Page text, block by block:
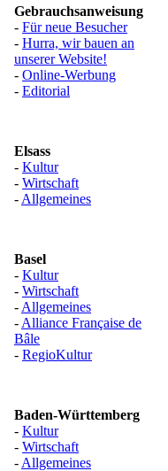
Gebrauchsanweisung
- Für neue Besucher
- Hurra, wir bauen an
unserer Website!
- Online-Werbung
- Editorial
Elsass
- Kultur
- Wirtschaft
- Allgemeines
Basel
- Kultur
- Wirtschaft
- Allgemeines
- Alliance Française de
Bâle
- RegioKultur
Baden-Württemberg
- Kultur
- Wirtschaft
- Allgemeines